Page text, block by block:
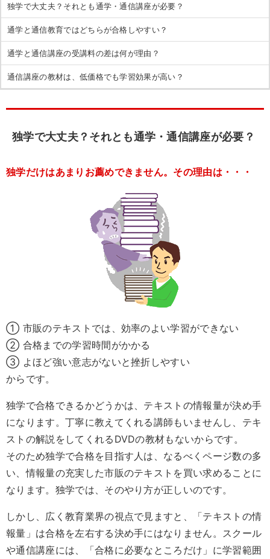
独学で大丈夫？それとも通学・通信講座が必要？
通学と通信教育ではどちらが合格しやすい？
通学と通信講座の受講料の差は何が理由？
通信講座の教材は、低価格でも学習効果が高い？
独学で大丈夫？それとも通学・通信講座が必要？
独学だけはあまりお薦めできません。その理由は・・・
① 市販のテキストでは、効率のよい学習ができない
② 合格までの学習時間がかかる
③ よほど強い意志がないと挫折しやすい
からです。
独学で合格できるかどうかは、テキストの情報量が決め手
になります。丁寧に教えてくれる講師もいませんし、テキ
ストの解説をしてくれるDVDの教材もないからです。
そのため独学で合格を目指す人は、なるべくページ数の多
い、情報量の充実した市販のテキストを買い求めることに
なります。独学では、そのやり方が正しいのです。
しかし、広く教育業界の視点で見ますと、「テキストの情
報量」は合格を左右する決め手にはなりません。スクール
や通信講座には、「合格に必要なところだけ」に学習範囲